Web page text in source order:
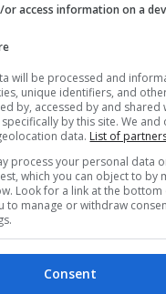
Transferimet
or access information on a
will be processed and
unique identifiers, and
by, accessed by and shared
by this site. We
data. List of
process your personal data
which you can object to by
Look for a link at the bottom
to manage or withdraw
Consent